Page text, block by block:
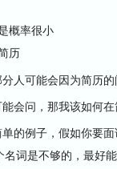
概率很小
历
可能会因为简历的
问，那我该如何在
例子，假如你要面
词是不够的，最好